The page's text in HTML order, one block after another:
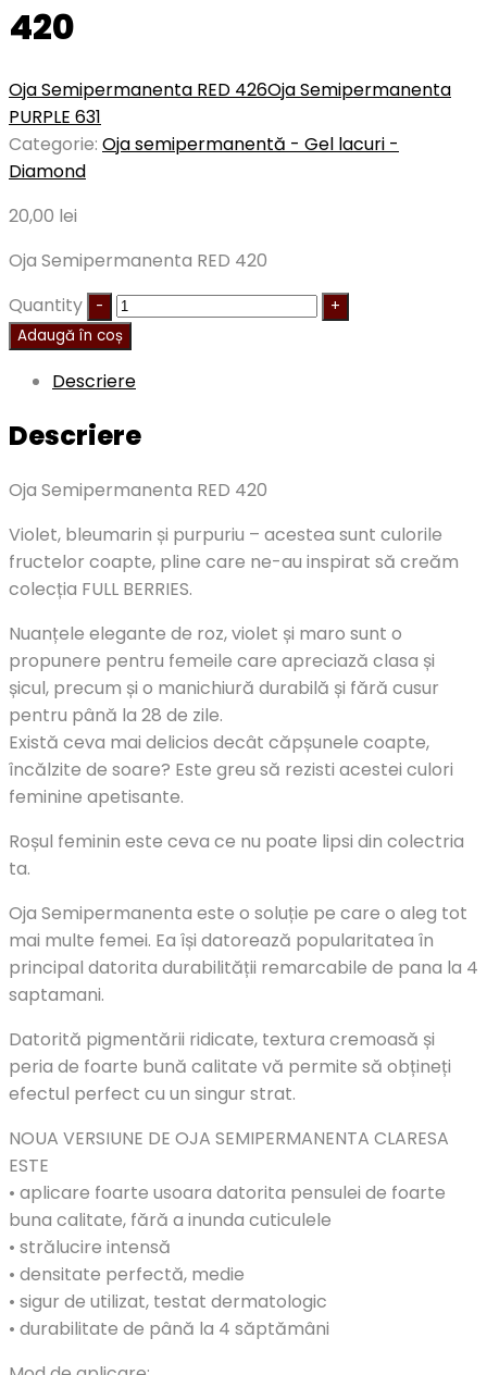
420
Oja Semipermanenta RED 426Oja Semipermanenta
PURPLE 631
Categorie: Oja semipermanentă - Gel lacuri -
Diamond
20,00 lei
Oja Semipermanenta RED 420
Quantity
Adaugă în coș
Descriere
Descriere
Oja Semipermanenta RED 420
Violet, bleumarin și purpuriu – acestea sunt culorile
fructelor coapte, pline care ne-au inspirat să creăm
colecția FULL BERRIES.
Nuanțele elegante de roz, violet și maro sunt o
propunere pentru femeile care apreciază clasa și
șicul, precum și o manichiură durabilă și fără cusur
pentru până la 28 de zile.
Există ceva mai delicios decât căpșunele coapte,
încălzite de soare? Este greu să rezisti acestei culori
feminine apetisante.
Roșul feminin este ceva ce nu poate lipsi din colectria
ta.
Oja Semipermanenta este o soluție pe care o aleg tot
mai multe femei. Ea își datorează popularitatea în
principal datorita durabilității remarcabile de pana la 4
saptamani.
Datorită pigmentării ridicate, textura cremoasă și
peria de foarte bună calitate vă permite să obțineți
efectul perfect cu un singur strat.
NOUA VERSIUNE DE OJA SEMIPERMANENTA CLARESA
ESTE
• aplicare foarte usoara datorita pensulei de foarte
buna calitate, fără a inunda cuticulele
• strălucire intensă
• densitate perfectă, medie
• sigur de utilizat, testat dermatologic
• durabilitate de până la 4 săptămâni